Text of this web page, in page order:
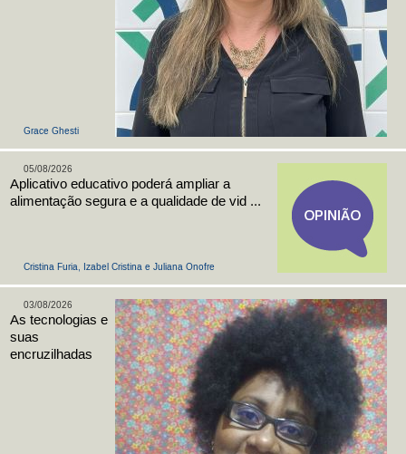
Grace Ghesti
Cristina Furia, Izabel Cristina e Juliana Onofre
05/08/2026
Aplicativo educativo poderá ampliar a
alimentação segura e a qualidade de vid ...
03/08/2026
As tecnologias e
suas
encruzilhadas